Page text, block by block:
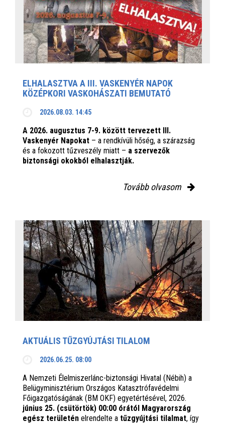
ELHALASZTVA A III. VASKENYÉR NAPOK
KÖZÉPKORI VASKOHÁSZATI BEMUTATÓ
2026.08.03. 14:45
A 2026. augusztus 7-9. között tervezett III.
Vaskenyér Napokat – a rendkívüli hőség, a szárazság
és a fokozott tűzveszély miatt – a szervezők
biztonsági okokból elhalasztják.
Tovább olvasom
AKTUÁLIS TŰZGYÚJTÁSI TILALOM
2026.06.25. 08:00
A Nemzeti Élelmiszerlánc-biztonsági Hivatal (Nébih) a
Belügyminisztérium Országos Katasztrófavédelmi
Főigazgatóságának (BM OKF) egyetértésével, 2026.
június 25. (csütörtök) 00:00 órától Magyarország
egész területén elrendelte a tűzgyújtási tilalmat, így